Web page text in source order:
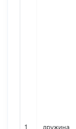
1 дружина